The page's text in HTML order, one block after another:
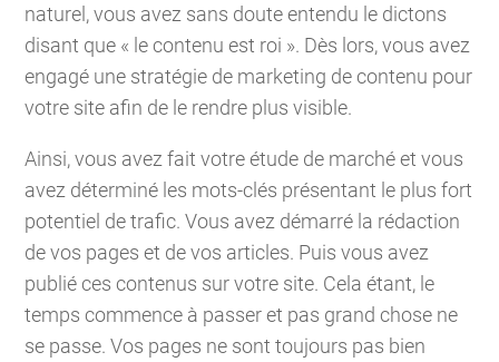
naturel, vous avez sans doute entendu le dictons
disant que « le contenu est roi ». Dès lors, vous avez
engagé une stratégie de marketing de contenu pour
votre site afin de le rendre plus visible.
Ainsi, vous avez fait votre étude de marché et vous
avez déterminé les mots-clés présentant le plus fort
potentiel de trafic. Vous avez démarré la rédaction
de vos pages et de vos articles. Puis vous avez
publié ces contenus sur votre site. Cela étant, le
temps commence à passer et pas grand chose ne
se passe. Vos pages ne sont toujours pas bien